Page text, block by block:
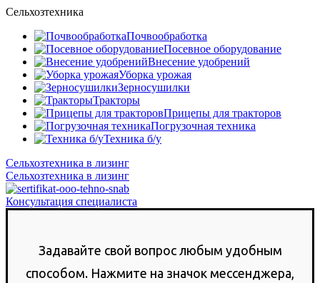
Сельхозтехника
Почвообработка
Посевное оборудование
Внесение удобрений
Уборка урожая
Зерносушилки
Тракторы
Прицепы для тракторов
Погрузочная техника
Техника б/у
Сельхозтехника в лизинг
Сельхозтехника в лизинг
Консультация специалиста
Задавайте свой вопрос любым удобным
способом. Нажмите на значок мессенджера,